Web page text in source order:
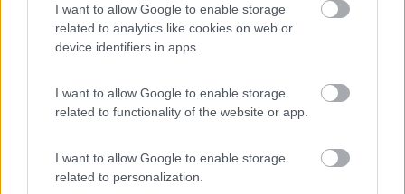
I want to allow Google to enable storage
related to analytics like cookies on web or
device identifiers in apps.
I want to allow Google to enable storage
related to functionality of the website or app.
I want to allow Google to enable storage
related to personalization.
rancore ma o non ho capito bene cosa volevi dire, ....o....giochi
col tuo camper. Consiglio personale: come ti è stato detto
anche da altri, fallo riparare come si deve visto che è
gigilouis
-
non cerco di fregare assolutamenta nessuno, volevo solo capire
se e possibile rimediare al danno senza cambiare il pannello